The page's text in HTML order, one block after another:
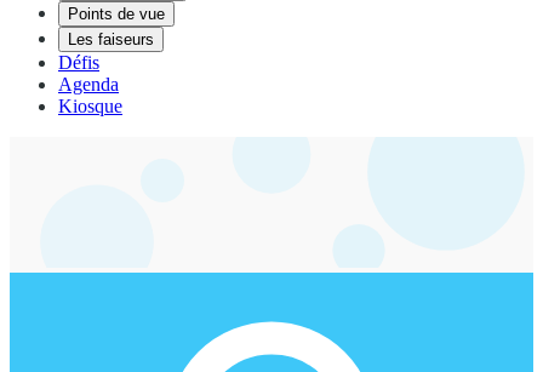
Points de vue
Les faiseurs
Défis
Agenda
Kiosque